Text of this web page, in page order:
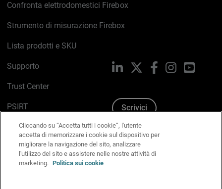
Confronta elettrodomestici Firebox
Strumento di misurazione Firebox
Lista prodotti e SKU
Supporto
Trust Center
PSIRT
Politica sui cookie
Informativa sulla privacy
Kit Media & Brand
LinkedIn FacebookInstagram
Scrivici
Cliccando su “Accetta tutti i cookie”, l'utente
accetta di memorizzare i cookie sul dispositivo per
migliorare la navigazione del sito, analizzare
l'utilizzo del sito e assistere nelle nostre attività di
marketing. Politica sui cookie